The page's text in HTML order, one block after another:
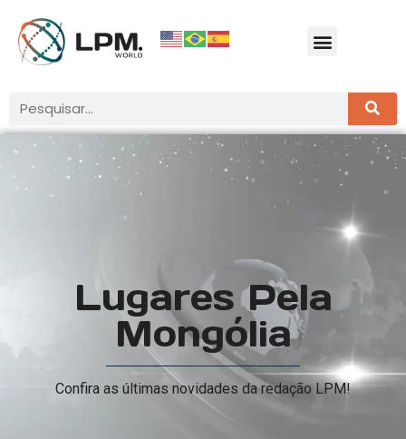
Lugares Pela
Mongólia
Confira as últimas novidades da redação LPM!